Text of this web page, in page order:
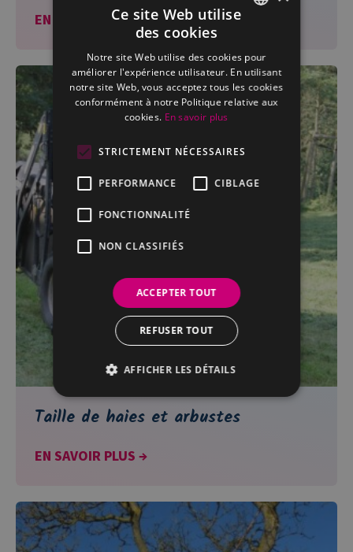
EN SAVOIR PLUS →
Taille de haies et arbustes
EN SAVOIR PLUS →
DUTCH
Ce site Web utilise
des cookies
Notre site Web utilise des cookies pour
améliorer l'expérience utilisateur. En utilisant
notre site Web, vous acceptez tous les cookies
conformément à notre Politique relative aux
cookies. En savoir plus
STRICTEMENT NÉCESSAIRES
PERFORMANCE CIBLAGE
FONCTIONNALITÉ
NON CLASSIFIÉS
ACCEPTER TOUT
REFUSER TOUT
AFFICHER LES DÉTAILS